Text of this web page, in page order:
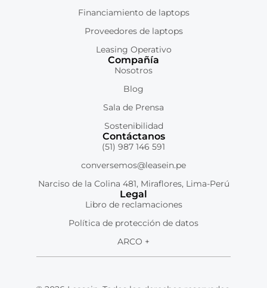
Financiamiento de laptops
Proveedores de laptops
Leasing Operativo
Compañía
Nosotros
Blog
Sala de Prensa
Sostenibilidad
Contáctanos
(51) 987 146 591
conversemos@leasein.pe
Narciso de la Colina 481, Miraflores, Lima-Perú
Legal
Libro de reclamaciones
Política de protección de datos
ARCO +